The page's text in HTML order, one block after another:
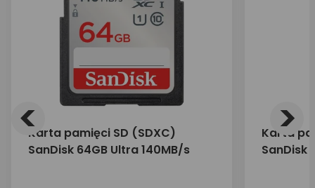
Karta pamięci SD (SDXC)
SanDisk 64GB Ultra 140MB/s
Karta
SanDisk
< >